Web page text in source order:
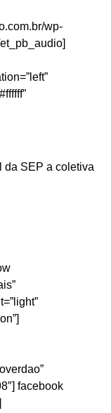
wp-
da SEP a coletiva
facebook